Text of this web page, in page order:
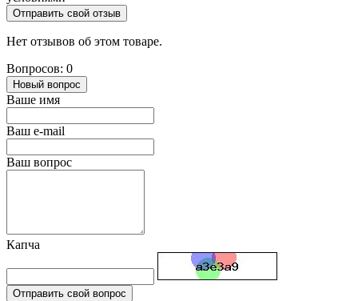
Отправить свой отзыв
Нет отзывов об этом товаре.
Вопросов: 0
Новый вопрос
Ваше имя
Ваш e-mail
Ваш вопрос
Капча
Отправить свой вопрос